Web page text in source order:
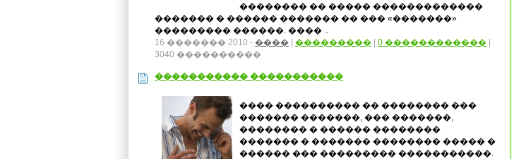
�������� �� ����� �������������
������� � ������ ������� �� ��� «�������»
��������� ������. ���� ..
16 ������� 2010 - ���� ��������� 0 ������������
3040 ����������
����������� �����������
���� ���������� �� �������� ���
������� �������, ��� �������,
�������� � ������ ��������
������� � ������� �������� ����� �
������ ��� ��������� �����������.